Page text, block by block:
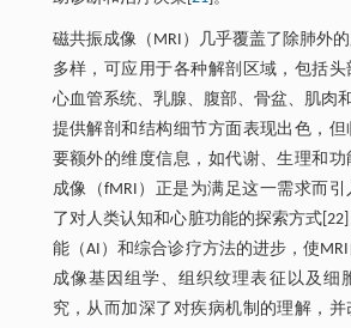
磁共振成像（MRI）几乎覆盖了除肺外
多样，可应用于各种解剖区域，包括头
心血管系统、乳腺、腹部、骨盆、肌肉
提供解剖和结构细节方面表现出色，
要额外的维度信息，如代谢、生理和功
成像（fMRI）正是为满足这一需求而
了对人类认知和心脏功能的探索方式
能（AI）和综合诊疗方法的进步，使
成像基因组学、组织纹理表征以及细
究，从而加深了对疾病机制的理解，